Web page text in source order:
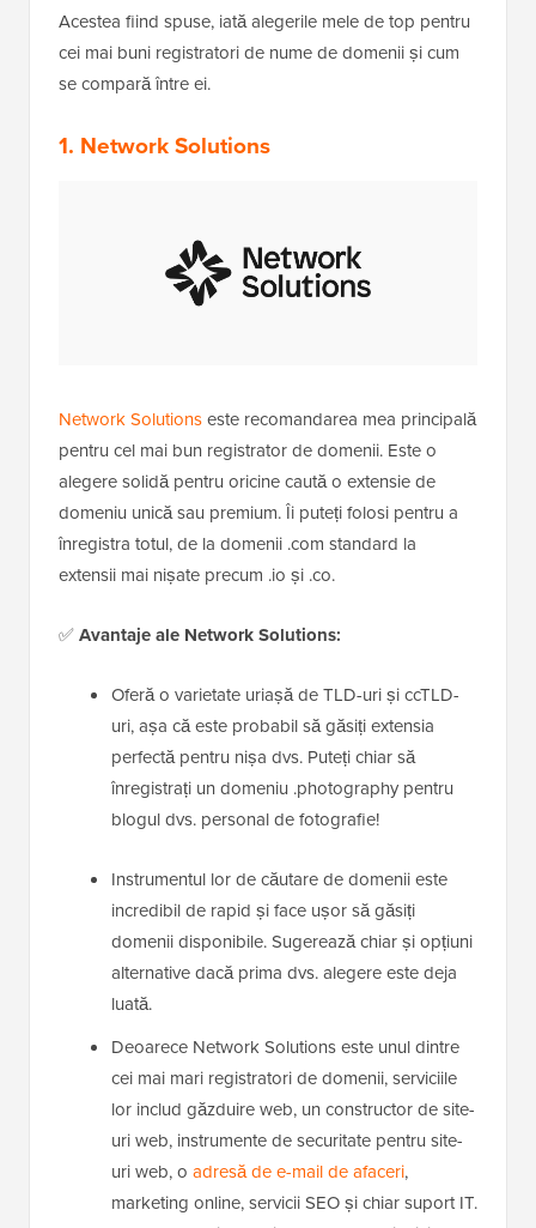
Acestea fiind spuse, iată alegerile mele de top pentru
cei mai buni registratori de nume de domenii și cum
se compară între ei.
1. Network Solutions
Network Solutionseste recomandarea mea principală
pentru cel mai bun registrator de domenii. Este o
alegere solidă pentru oricine caută o extensie de
domeniu unică sau premium. Îi puteți folosi pentru a
înregistra totul, de la domenii .com standard la
extensii mai nișate precum .io și .co.
✅Avantaje ale Network Solutions:
Oferă o varietate uriașă de TLD-uri și ccTLD-
uri, așa că este probabil să găsiți extensia
perfectă pentru nișa dvs. Puteți chiar să
înregistrați un domeniu .photography pentru
blogul dvs. personal de fotografie!
Instrumentul lor de căutare de domenii este
incredibil de rapid și face ușor să găsiți
domenii disponibile. Sugerează chiar și opțiuni
alternative dacă prima dvs. alegere este deja
luată.
Deoarece Network Solutions este unul dintre
cei mai mari registratori de domenii, serviciile
lor includ găzduire web, un constructor de site-
uri web, instrumente de securitate pentru site-
uri web, o adresă de e-mail de afaceri,
marketing online, servicii SEO și chiar suport IT.